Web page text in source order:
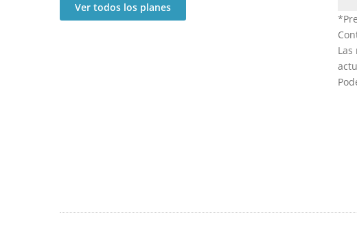
Ver todos los planes